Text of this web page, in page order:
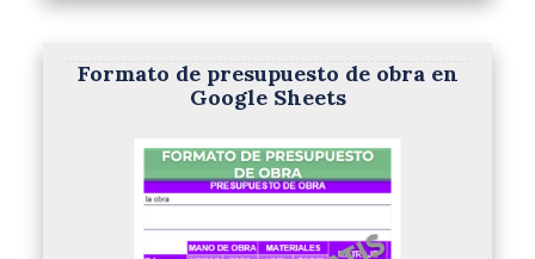
Formato de presupuesto de obra en
Google Sheets